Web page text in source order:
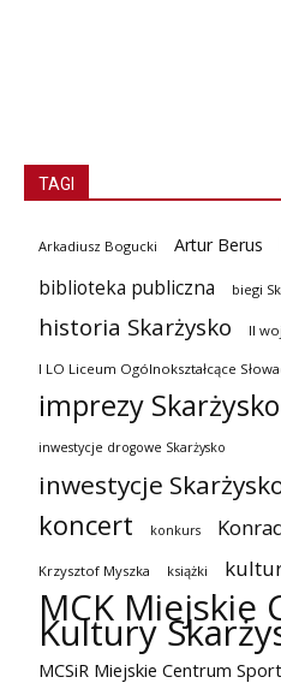
TAGI
Arkadiusz Bogucki Artur Berus
biblioteka publiczna
biegi
historia Skarżysko II
I LO Liceum Ogólnokształcące
imprezy Skarżysko
inwestycje drogowe Skarżysko
inwestycje
koncert konkurs
Krzysztof Myszka książki
MCK Miejskie
Kultury
MCSiR Miejskie Centrum